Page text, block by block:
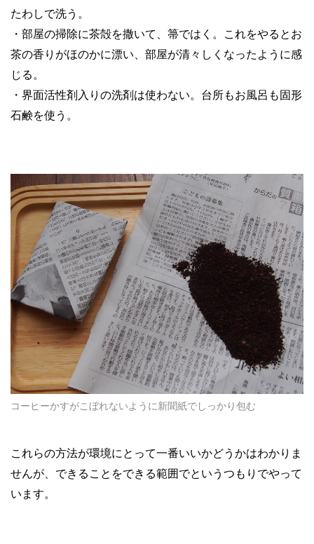
たわしで洗う。
・部屋の掃除に茶殻を撒いて、箒ではく。これをやるとお
茶の香りがほのかに漂い、部屋が清々しくなったように感
じる。
・界面活性剤入りの洗剤は使わない。台所もお風呂も固形
石鹸を使う。
コーヒーかすがこぼれないように新聞紙でしっかり包む
これらの方法が環境にとって一番いいかどうかはわかりま
せんが、できることをできる範囲でというつもりでやって
います。